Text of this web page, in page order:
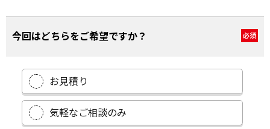
今回はどちらをご希望ですか？ 必須
お見積り
気軽なご相談のみ